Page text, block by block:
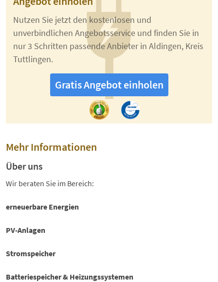
Nutzen Sie jetzt den kostenlosen und
unverbindlichen Angebotsservice und finden Sie in
nur 3 Schritten passende Anbieter in Aldingen, Kreis
Tuttlingen.
Gratis Angebot einholen
Mehr Informationen
Über uns
Wir beraten Sie im Bereich:
erneuerbare Energien
PV-Anlagen
Stromspeicher
Batteriespeicher & Heizungssystemen